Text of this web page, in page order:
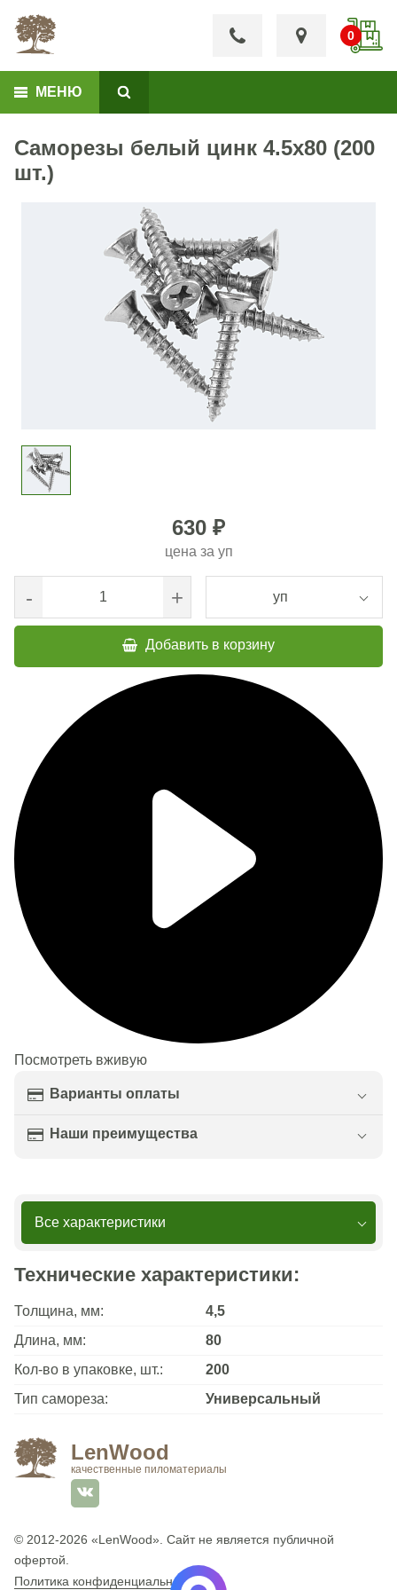
МЕНЮ
Саморезы белый цинк 4.5x80 (200
шт.)
630 ₽
цена за уп
- + уп
Добавить в корзину
Посмотреть вживую
Варианты оплаты
Наши преимущества
Все характеристики
Технические характеристики:
Толщина, мм:
4,5
Длина, мм:
80
Кол-во в упаковке, шт.:
200
Тип самореза:
Универсальный
LenWood
качественные пиломатериалы
© 2012-2026 «LenWood» . Сайт не является публичной
офертой.
Политика конфиденциальности